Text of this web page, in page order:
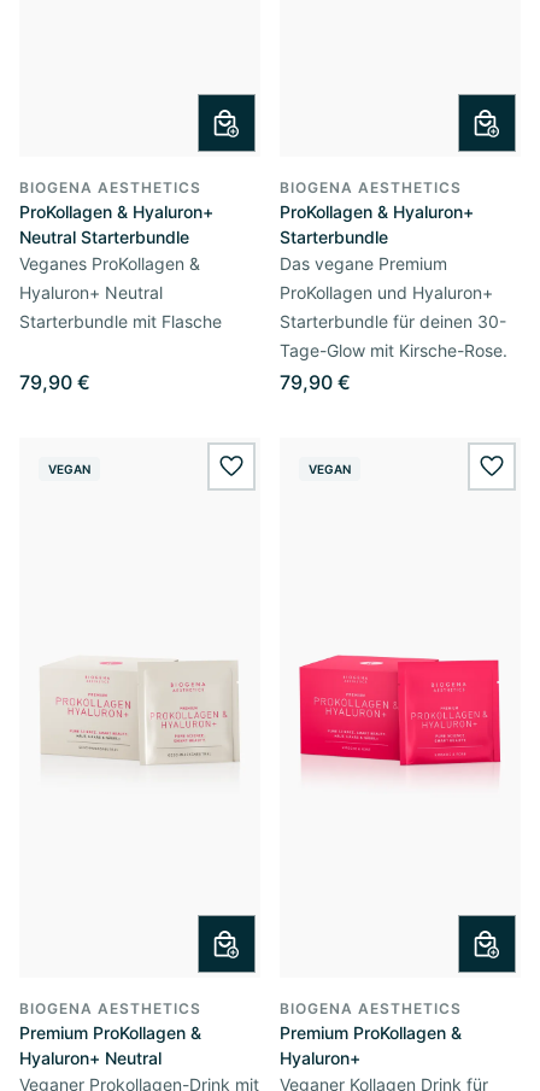
BIOGENA AESTHETICS
ProKollagen & Hyaluron+
Neutral Starterbundle
Veganes ProKollagen &
Hyaluron+ Neutral
Starterbundle mit Flasche
79,90 €
BIOGENA AESTHETICS
ProKollagen & Hyaluron+
Starterbundle
Das vegane Premium
ProKollagen und Hyaluron+
Starterbundle für deinen 30-
Tage-Glow mit Kirsche-Rose.
79,90 €
VEGAN wishlist.add
BIOGENA AESTHETICS
Premium ProKollagen &
Hyaluron+ Neutral
Veganer Prokollagen-Drink mit
VEGAN
BIOGENA AESTHETICS
Premium ProKollagen &
Hyaluron+
Veganer Kollagen Drink für